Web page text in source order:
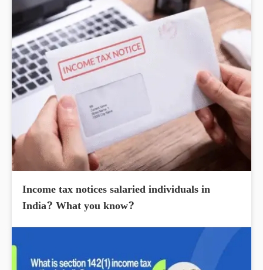
Income tax notices salaried individuals in
India? What you know?